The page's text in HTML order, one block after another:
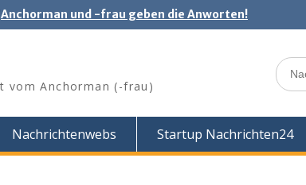
Anchorman und -frau geben die Anworten!
vom Anchorman (-frau)
Search
for:
Nachrichtenwebs Startup Nachrichten24